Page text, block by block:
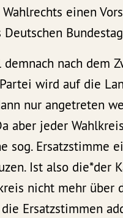
einen
nach dem
wird auf die
nur angetreten
aber jeder
sog. Ersatzstimme
Ist also die*der
nicht mehr über
Ersatzstimmen